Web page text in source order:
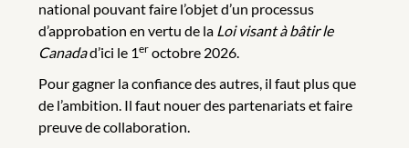
national pouvant faire l’objet d’un processus
d’approbation en vertu de la Loi visant à bâtir le
Canadad’ici le 1er octobre 2026.
Pour gagner la confiance des autres, il faut plus que
de l’ambition. Il faut nouer des partenariats et faire
preuve de collaboration.